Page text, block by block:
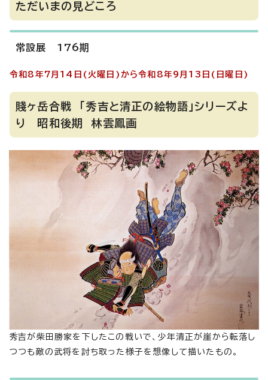
ただいまの見どころ
常設展 176期
令和8年7月14日(火曜日)から令和8年9月13日(日曜日)
賤ヶ岳合戦 「秀吉と清正の絵物語」シリーズよ
り 昭和後期 林雲鳳画
秀吉が柴田勝家を下したこの戦いで、少年清正が崖から転落し
つつも敵の武将を討ち取った様子を想像して描いたもの。